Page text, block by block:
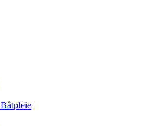
Båtpleie